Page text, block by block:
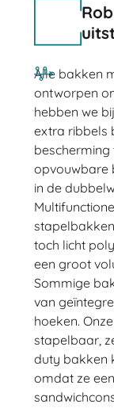
Alle bakken
ontworpen
hebben we
extra ribbels
bescherming
opvouwbare
in de
toch licht
een groot
Sommige
van
hoeken.
stapelbaar,
duty bakken
omdat ze